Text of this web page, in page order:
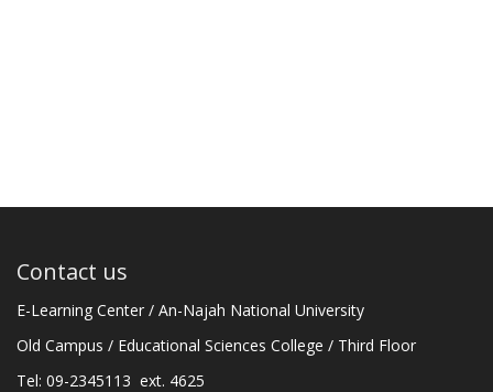
Contact us
E-Learning Center / An-Najah National University
Old Campus / Educational Sciences College / Third Floor
Tel: 09-2345113 ext. 4625